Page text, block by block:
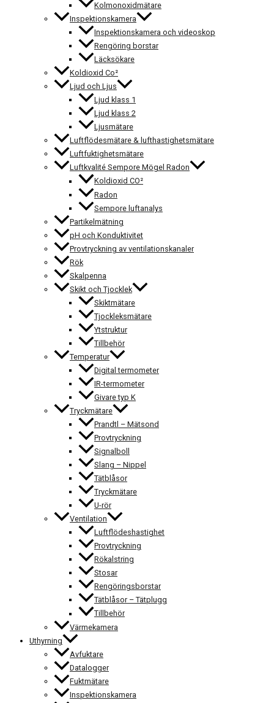
Kolmonoxidmätare
Inspektionskamera
Inspektionskamera och videoskop
Rengöring borstar
Läcksökare
Koldioxid Co²
Ljud och Ljus
Ljud klass 1
Ljud klass 2
Ljusmätare
Luftflödesmätare & lufthastighetsmätare
Luftfuktighetsmätare
Luftkvalité Sempore Mögel Radon
Koldioxid CO²
Radon
Sempore luftanalys
Partikelmätning
pH och Konduktivitet
Provtryckning av ventilationskanaler
Rök
Skalpenna
Skikt och Tjocklek
Skiktmätare
Tjockleksmätare
Ytstruktur
Tillbehör
Temperatur
Digital termometer
IR-termometer
Givare typ K
Tryckmätare
Prandtl – Mätsond
Provtryckning
Signalboll
Slang – Nippel
Tätblåsor
Tryckmätare
U-rör
Ventilation
Luftflödeshastighet
Provtryckning
Rökalstring
Stosar
Rengöringsborstar
Tätblåsor – Tätplugg
Tillbehör
Värmekamera
Uthyrning
Avfuktare
Datalogger
Fuktmätare
Inspektionskamera